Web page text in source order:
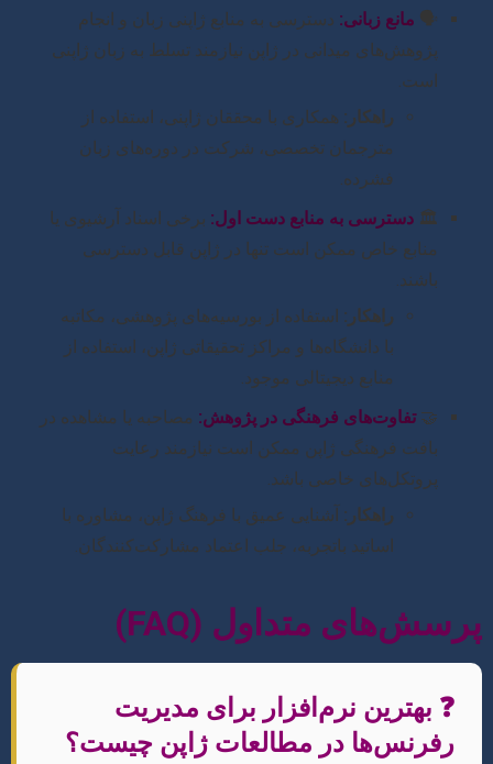
🗣️ مانع زبانی: دسترسی به منابع ژاپنی زبان و انجام
پژوهش‌های میدانی در ژاپن نیازمند تسلط به زبان ژاپنی
است.
راهکار: همکاری با محققان ژاپنی، استفاده از
مترجمان تخصصی، شرکت در دوره‌های زبان
فشرده.
🏛️ دسترسی به منابع دست اول: برخی اسناد آرشیوی یا
منابع خاص ممکن است تنها در ژاپن قابل دسترسی
باشند.
راهکار: استفاده از بورسیه‌های پژوهشی، مکاتبه
با دانشگاه‌ها و مراکز تحقیقاتی ژاپن، استفاده از
منابع دیجیتالی موجود.
🤝تفاوت‌های فرهنگی در پژوهش: مصاحبه یا مشاهده در
بافت فرهنگی ژاپن ممکن است نیازمند رعایت
پروتکل‌های خاصی باشد.
راهکار: آشنایی عمیق با فرهنگ ژاپن، مشاوره با
اساتید باتجربه، جلب اعتماد مشارکت‌کنندگان.
پرسش‌های متداول (FAQ)
❓ بهترین نرم‌افزار برای مدیریت
رفرنس‌ها در مطالعات ژاپن چیست؟